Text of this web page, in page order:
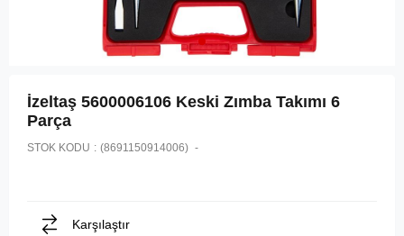
İzeltaş 5600006106 Keski Zımba Takımı 6
Parça
STOK KODU (8691150914006)
Karşılaştır